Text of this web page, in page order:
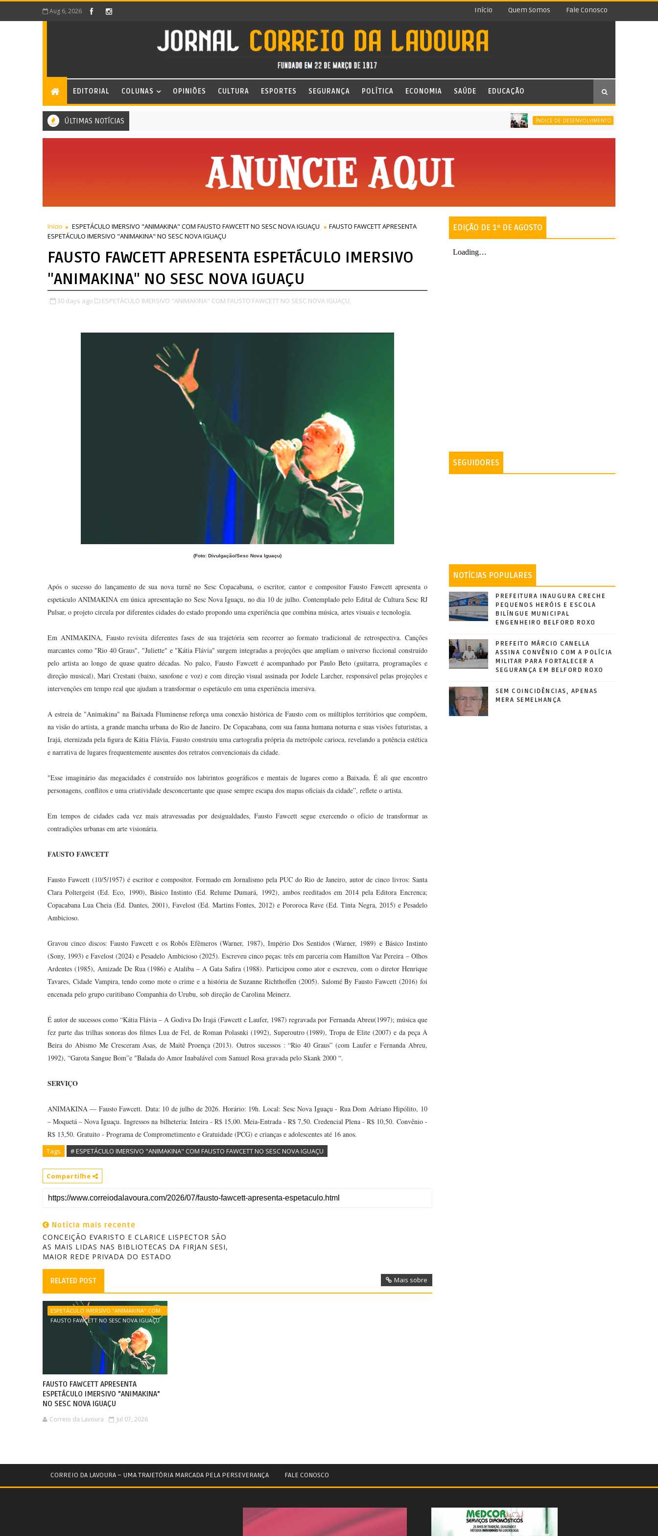
Aug 6, 2026 Início Quem Somos Fale Conosco
EDITORIAL COLUNAS OPINIÕES CULTURA ESPORTES SEGURANÇA POLÍTICA ECONOMIA SAÚDE EDUCAÇÃO
ÚLTIMAS NOTÍCIAS ÍNDICE DE DESENVOLVIMENTO DA EDUCAÇÃO BÁSICA
Início ESPETÁCULO IMERSIVO "ANIMAKINA" COM FAUSTO FAWCETT NO SESC NOVA IGUAÇU
FAUSTO FAWCETT APRESENTA
ESPETÁCULO IMERSIVO "ANIMAKINA" NO SESC NOVA IGUAÇU
FAUSTO FAWCETT APRESENTA ESPETÁCULO IMERSIVO
"ANIMAKINA" NO SESC NOVA IGUAÇU
30 days ago ESPETÁCULO IMERSIVO "ANIMAKINA" COM FAUSTO FAWCETT NO SESC NOVA IGUAÇU,
(Foto: Divulgação/Sesc Nova Iguaçu)
Após o sucesso do lançamento de sua nova turnê no Sesc Copacabana, o escritor, cantor e compositor Fausto Fawcett apresenta o
espetáculo ANIMAKINA em única apresentação no Sesc Nova Iguaçu, no dia 10 de julho. Contemplado pelo Edital de Cultura Sesc RJ
Pulsar, o projeto circula por diferentes cidades do estado propondo uma experiência que combina música, artes visuais e tecnologia.
Em ANIMAKINA, Fausto revisita diferentes fases de sua trajetória sem recorrer ao formato tradicional de retrospectiva. Canções
marcantes como "Rio 40 Graus", "Juliette" e "Kátia Flávia" surgem integradas a projeções que ampliam o universo ficcional construído
pelo artista ao longo de quase quatro décadas. No palco, Fausto Fawcett é acompanhado por Paulo Beto (guitarra, programações e
direção musical), Mari Crestani (baixo, saxofone e voz) e com direção visual assinada por Jodele Larcher, responsável pelas projeções e
intervenções em tempo real que ajudam a transformar o espetáculo em uma experiência imersiva.
A estreia de "Animakina" na Baixada Fluminense reforça uma conexão histórica de Fausto com os múltiplos territórios que compõem,
na visão do artista, a grande mancha urbana do Rio de Janeiro. De Copacabana, com sua fauna humana noturna e suas visões futuristas, a
Irajá, eternizada pela figura de Kátia Flávia, Fausto construiu uma cartografia própria da metrópole carioca, revelando a potência estética
e narrativa de lugares frequentemente ausentes dos retratos convencionais da cidade.
"Esse imaginário das megacidades é construído nos labirintos geográficos e mentais de lugares como a Baixada. É ali que encontro
personagens, conflitos e uma criatividade desconcertante que quase sempre escapa dos mapas oficiais da cidade”, reflete o artista.
Em tempos de cidades cada vez mais atravessadas por desigualdades, Fausto Fawcett segue exercendo o ofício de transformar as
contradições urbanas em arte visionária.
FAUSTO FAWCETT
Fausto Fawcett (10/5/1957) é escritor e compositor. Formado em Jornalismo pela PUC do Rio de Janeiro, autor de cinco livros: Santa
Clara Poltergeist (Ed. Eco, 1990), Básico Instinto (Ed. Relume Dumará, 1992), ambos reeditados em 2014 pela Editora Encrenca;
Copacabana Lua Cheia (Ed. Dantes, 2001), Favelost (Ed. Martins Fontes, 2012) e Pororoca Rave (Ed. Tinta Negra, 2015) e Pesadelo
Ambicioso.
Gravou cinco discos: Fausto Fawcett e os Robôs Efêmeros (Warner, 1987), Império Dos Sentidos (Warner, 1989) e Básico Instinto
(Sony, 1993) e Favelost (2024) e Pesadelo Ambicioso (2025). Escreveu cinco peças: três em parceria com Hamilton Vaz Pereira – Olhos
Ardentes (1985), Amizade De Rua (1986) e Ataliba – A Gata Safira (1988). Participou como ator e escreveu, com o diretor Henrique
Tavares, Cidade Vampira, tendo como mote o crime e a história de Suzanne Richthoffen (2005). Salomé By Fausto Fawcett (2016) foi
encenada pelo grupo curitibano Companhia do Urubu, sob direção de Carolina Meinerz.
É autor de sucessos como “Kátia Flávia – A Godiva Do Irajá (Fawcett e Laufer, 1987) regravada por Fernanda Abreu(1997); música que
fez parte das trilhas sonoras dos filmes Lua de Fel, de Roman Polasnki (1992), Superoutro (1989), Tropa de Elite (2007) e da peça À
Beira do Abismo Me Cresceram Asas, de Maitê Proença (2013). Outros sucessos : “Rio 40 Graus” (com Laufer e Fernanda Abreu,
1992), “Garota Sangue Bom”e "Balada do Amor Inabalável com Samuel Rosa gravada pelo Skank 2000 “.
SERVIÇO
ANIMAKINA — Fausto Fawcett. Data: 10 de julho de 2026. Horário: 19h.Local: Sesc Nova Iguaçu - Rua Dom Adriano Hipólito, 10
– Moquetá – Nova Iguaçu.Ingressos na bilheteria: Inteira - R$ 15,00. Meia-Entrada - R$ 7,50. Credencial Plena - R$ 10,50. Convênio -
R$ 13,50. Gratuito - Programa de Comprometimento e Gratuidade (PCG) e crianças e adolescentes até 16 anos.
Tags # ESPETÁCULO IMERSIVO "ANIMAKINA" COM FAUSTO FAWCETT NO SESC NOVA IGUAÇU
Compartilhe
Notícia mais recente
CONCEIÇÃO EVARISTO E CLARICE LISPECTOR SÃO
AS MAIS LIDAS NAS BIBLIOTECAS DA FIRJAN SESI,
MAIOR REDE PRIVADA DO ESTADO
RELATED POST Mais sobre
ESPETÁCULO IMERSIVO "ANIMAKINA" COM
FAUSTO FAWCETT NO SESC NOVA IGUAÇU
FAUSTO FAWCETT APRESENTA
ESPETÁCULO IMERSIVO "ANIMAKINA"
NO SESC NOVA IGUAÇU
Correio da Lavoura Jul 07, 2026
EDIÇÃO DE 1º DE AGOSTO
SEGUIDORES
NOTÍCIAS POPULARES
PREFEITURA INAUGURA CRECHE
PEQUENOS HERÓIS E ESCOLA
BILÍNGUE MUNICIPAL
ENGENHEIRO BELFORD ROXO
PREFEITO MÁRCIO CANELLA
ASSINA CONVÊNIO COM A POLÍCIA
MILITAR PARA FORTALECER A
SEGURANÇA EM BELFORD ROXO
SEM COINCIDÊNCIAS, APENAS
MERA SEMELHANÇA
CORREIO DA LAVOURA – UMA TRAJETÓRIA MARCADA PELA PERSEVERANÇA FALE CONOSCO